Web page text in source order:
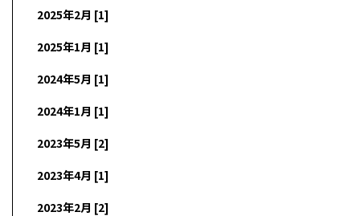
2025年2月 [1]
2025年1月 [1]
2024年5月 [1]
2024年1月 [1]
2023年5月 [2]
2023年4月 [1]
2023年2月 [2]